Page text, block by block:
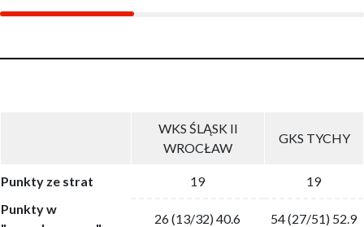
WKS ŚLĄSK II
WROCŁAW
GKS TYCHY
Punkty ze strat 19
19
Punkty w
26 (13/32) 40.6
54 (27/51) 52.9